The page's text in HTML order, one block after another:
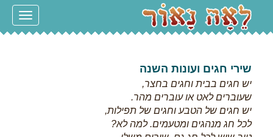
Toggle
שירי חגים ועונות השנה
יש חגים בבית וחגים בחצר,
שעוברים לאט או עוברים מהר.
יש חגים של הטבע וחגים של תפילות,
לכל חג מנהגים ומטעמים. למה לא?